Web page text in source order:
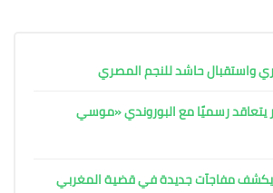
واستقبال حاشد للنجم المصري
يتعاقد رسميًا مع البوروندي «موسي
مفاجآت جديدة في قضية المغربي